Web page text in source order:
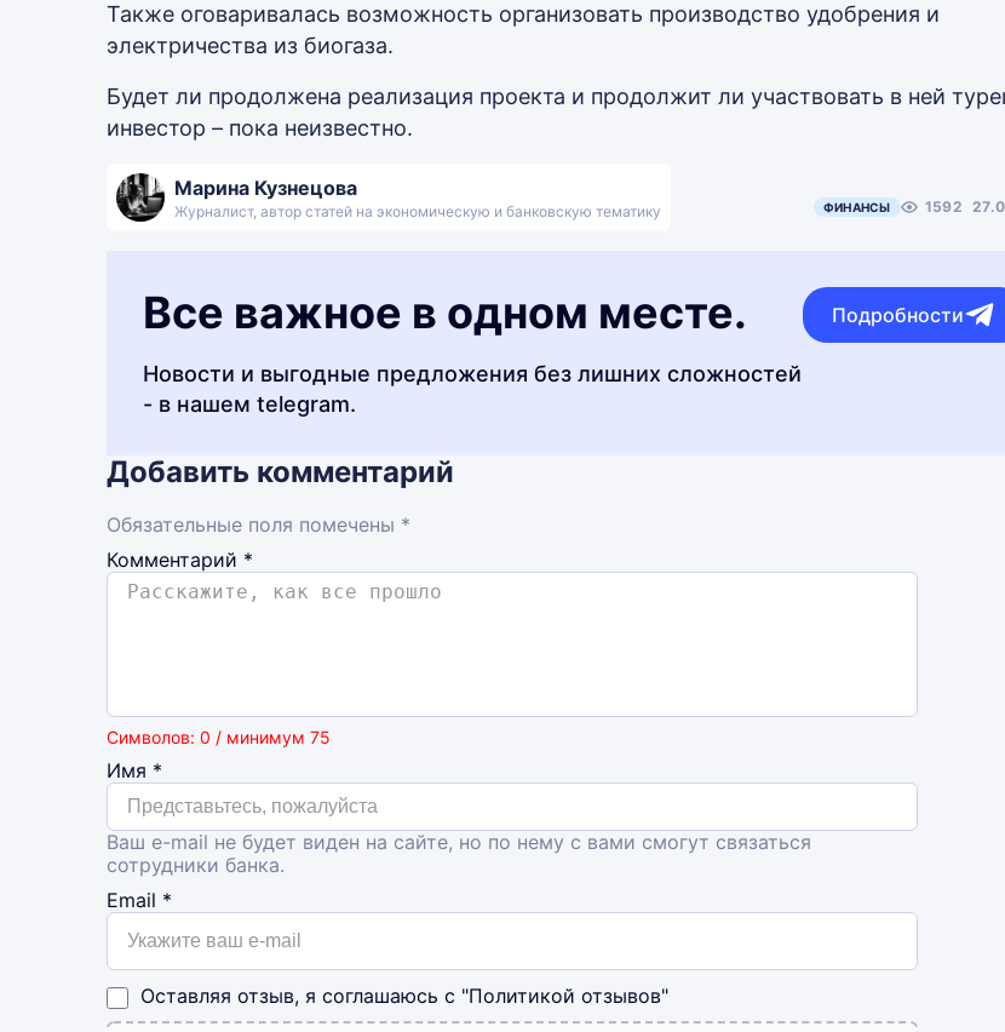
Также оговаривалась возможность организовать производство удобрения и
электричества из биогаза.
Будет ли продолжена реализация проекта и продолжит ли участвовать в ней
инвестор – пока неизвестно.
Марина Кузнецова
Журналист, автор статей на экономическую и банковскую тематику ФИНАНСЫ 1592
Все важное в одном месте.
Новости и выгодные предложения без лишних сложностей
- в нашем telegram.
Подробности
Добавить комментарий
Обязательные поля помечены *
Комментарий *
Символов: 0 / минимум 75
Имя *
Ваш e-mail не будет виден на сайте, но по нему с вами смогут связаться
сотрудники банка.
Email *
Оставляя отзыв, я соглашаюсь с "Политикой отзывов"